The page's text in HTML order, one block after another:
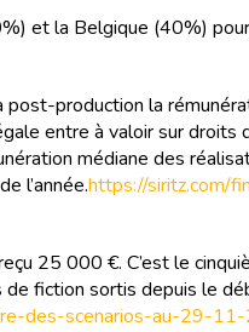
et la Belgique (40%)
production la
entre à valoir sur droits
médiane des
l’année.https://siritz.com/
25 000 €. C’est le
de fiction sortis depuis le
des-scenarios-au-29-